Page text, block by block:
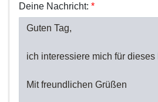
Deine Nachricht: *